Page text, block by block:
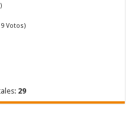
Votos)
29